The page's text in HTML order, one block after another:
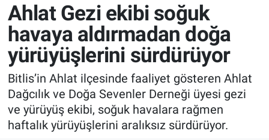
Ahlat Gezi ekibi soğuk
havaya aldırmadan doğa
yürüyüşlerini sürdürüyor
Bitlis’in Ahlat ilçesinde faaliyet gösteren Ahlat
Dağcılık ve Doğa Sevenler Derneği üyesi gezi
ve yürüyüş ekibi, soğuk havalara rağmen
haftalık yürüyüşlerini aralıksız sürdürüyor.
Eğitim
Ekonomi
Genel
Gündem
Kültür-Sanat
Son Dakika Haberleri
Haber Arşivi